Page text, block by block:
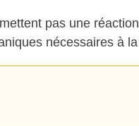
pas une
nécessaires à